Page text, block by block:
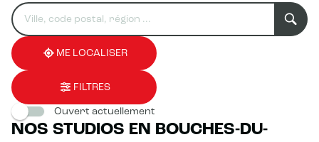
Rechercher
un
établissement
Veuillez
renseigner
une
adresse
0
résultat(s)
trouvé(s)
ME LOCALISER
FILTRES
Ouvert actuellement
NOS STUDIOS EN BOUCHES-DU-